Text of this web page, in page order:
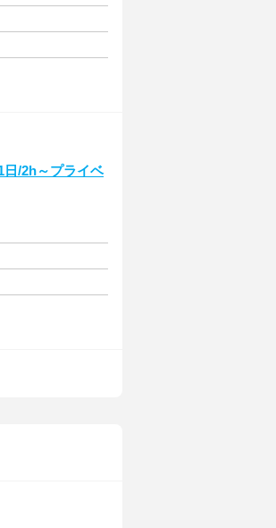
日/2h～プライベ